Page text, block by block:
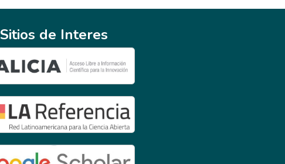
Sitios de Interes